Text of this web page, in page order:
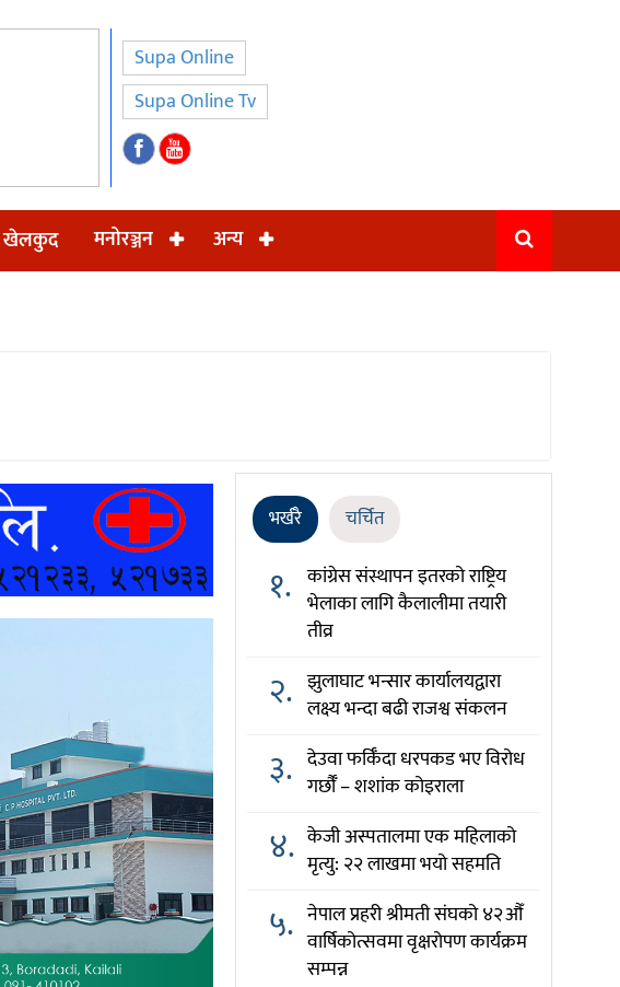
Supa Online
Supa Online Tv
खेलकुद मनोरञ्जन अन्य
भर्खरै चर्चित
१. कांग्रेस संस्थापन इतरको राष्ट्रिय
भेलाका लागि कैलालीमा तयारी
तीव्र
२. झुलाघाट भन्सार कार्यालयद्वारा
लक्ष्य भन्दा बढी राजश्व संकलन
३. देउवा फर्किँदा धरपकड भए विरोध
गर्छौँं – शशांक कोइराला
४. केजी अस्पतालमा एक महिलाको
मृत्यु: २२ लाखमा भयो सहमति
५. नेपाल प्रहरी श्रीमती संघको ४२औँ
वार्षिकोत्सवमा वृक्षरोपण कार्यक्रम
सम्पन्न